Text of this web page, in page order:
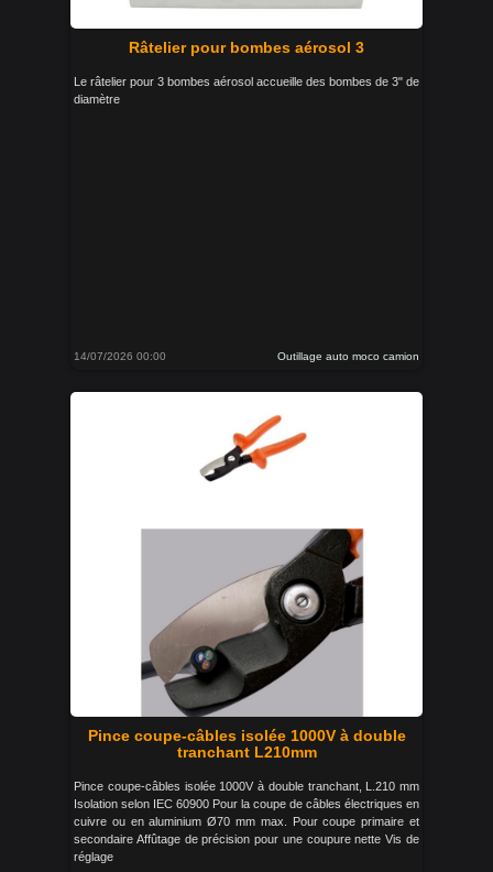
Râtelier pour bombes aérosol 3
Le râtelier pour 3 bombes aérosol accueille des bombes de 3" de
diamètre
14/07/2026 00:00 Outillage auto moco camion
Pince coupe-câbles isolée 1000V à double
tranchant L210mm
Pince coupe-câbles isolée 1000V à double tranchant, L.210 mm
Isolation selon IEC 60900 Pour la coupe de câbles électriques en
cuivre ou en aluminium Ø70 mm max. Pour coupe primaire et
secondaire Affûtage de précision pour une coupure nette Vis de
réglage